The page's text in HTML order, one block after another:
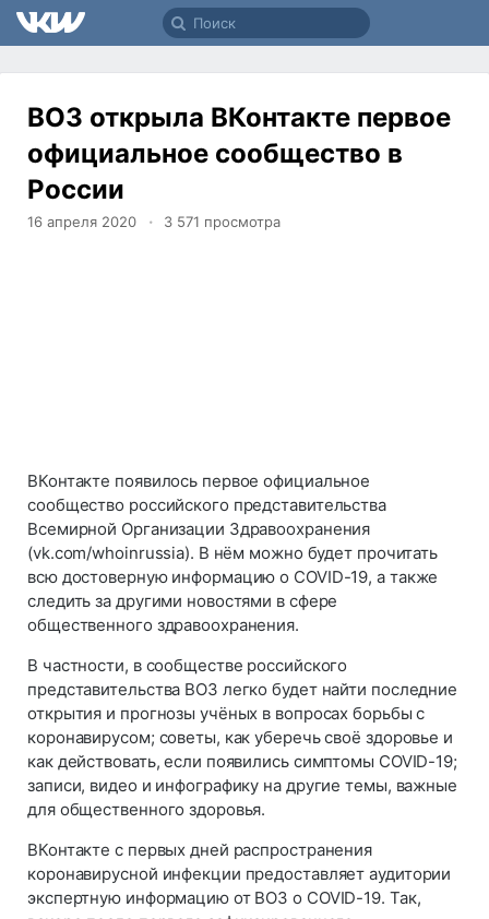
ВОЗ открыла ВКонтакте первое
официальное сообщество в
России
16 апреля 2020 3 571 просмотра
ВКонтакте появилось первое официальное
сообщество российского представительства
Всемирной Организации Здравоохранения
(vk.com/whoinrussia). В нём можно будет прочитать
всю достоверную информацию о COVID-19, а также
следить за другими новостями в сфере
общественного здравоохранения.
В частности, в сообществе российского
представительства ВОЗ легко будет найти последние
открытия и прогнозы учёных в вопросах борьбы с
коронавирусом; советы, как уберечь своё здоровье и
как действовать, если появились симптомы COVID-19;
записи, видео и инфографику на другие темы, важные
для общественного здоровья.
ВКонтакте с первых дней распространения
коронавирусной инфекции предоставляет аудитории
экспертную информацию от ВОЗ о COVID-19. Так,